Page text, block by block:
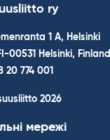
ry
1 A, Helsinki
00531 Helsinki, Finland
20 774 001
2026
мережі